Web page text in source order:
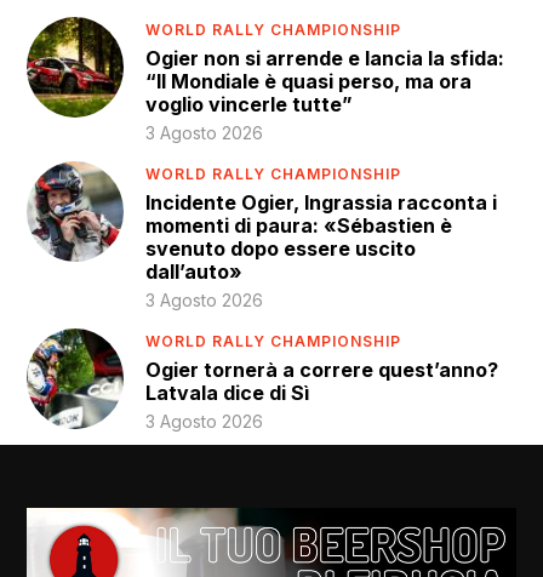
WORLD RALLY CHAMPIONSHIP
Ogier non si arrende e lancia la sfida:
“Il Mondiale è quasi perso, ma ora
voglio vincerle tutte”
3 Agosto 2026
WORLD RALLY CHAMPIONSHIP
Incidente Ogier, Ingrassia racconta i
momenti di paura: «Sébastien è
svenuto dopo essere uscito
dall’auto»
3 Agosto 2026
WORLD RALLY CHAMPIONSHIP
Ogier tornerà a correre quest’anno?
Latvala dice di Sì
3 Agosto 2026